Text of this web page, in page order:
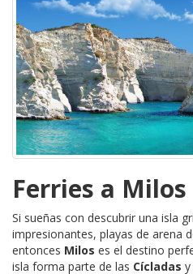
Ferries a Milos
Si sueñas con descubrir una isla
impresionantes, playas de arena
entonces Milos es el destino
isla forma parte de las Cícladas